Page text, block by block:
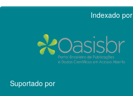
Indexado por
Suportado por